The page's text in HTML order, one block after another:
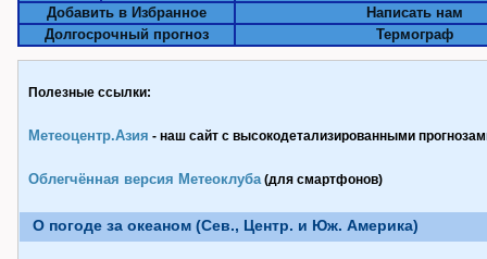
Добавить в Избранное
Написать нам
Долгосрочный прогноз
Термограф
Полезные ссылки:
Метеоцентр.Азия - наш сайт с высокодетализированными
Облегчённая версия Метеоклуба(для смартфонов)
О погоде за океаном (Сев., Центр. и Юж. Америка)